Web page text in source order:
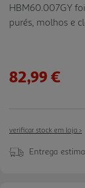
a
HBM60.007GY
purés, molhos e
conforme os
a triturar de
diretamente na
em metal,
82,99 €
verificar stock em loja >
Entrega